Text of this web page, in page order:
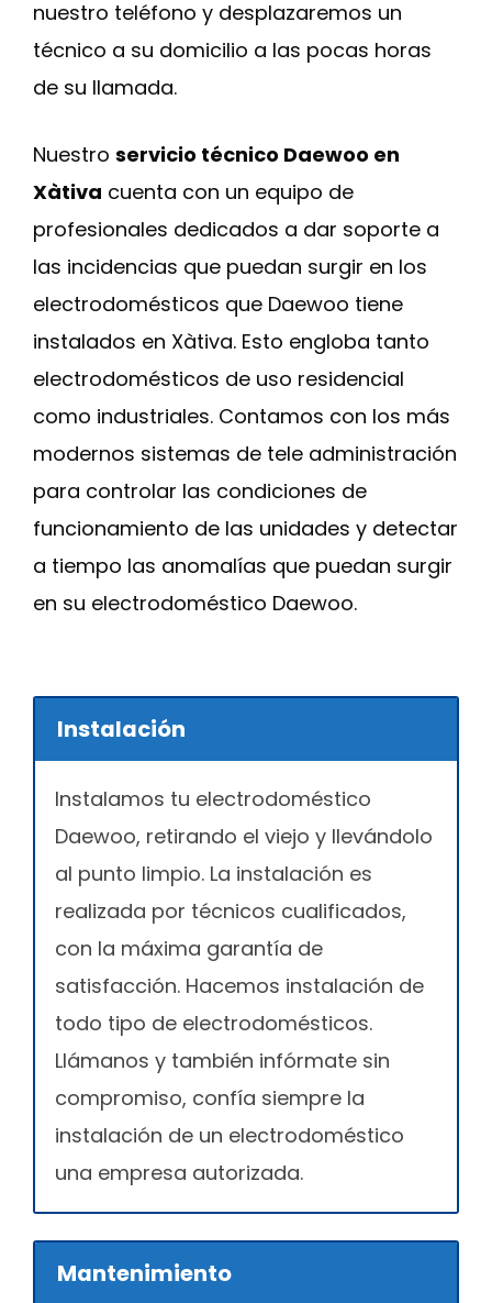
nuestro teléfono y desplazaremos un
técnico a su domicilio a las pocas horas
de su llamada.
Nuestro servicio técnico Daewoo en
Xàtiva cuenta con un equipo de
profesionales dedicados a dar soporte a
las incidencias que puedan surgir en los
electrodomésticos que Daewoo tiene
instalados en Xàtiva. Esto engloba tanto
electrodomésticos de uso residencial
como industriales. Contamos con los más
modernos sistemas de tele administración
para controlar las condiciones de
funcionamiento de las unidades y detectar
a tiempo las anomalías que puedan surgir
en su electrodoméstico Daewoo.
Instalación
Instalamos tu electrodoméstico
Daewoo, retirando el viejo y llevándolo
al punto limpio. La instalación es
realizada por técnicos cualificados,
con la máxima garantía de
satisfacción. Hacemos instalación de
todo tipo de electrodomésticos.
Llámanos y también infórmate sin
compromiso, confía siempre la
instalación de un electrodoméstico
una empresa autorizada.
Mantenimiento